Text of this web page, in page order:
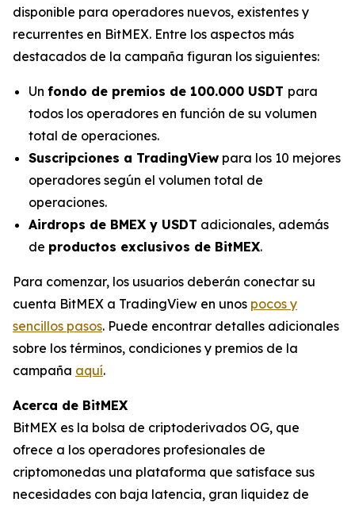
disponible para operadores nuevos, existentes y
recurrentes en BitMEX. Entre los aspectos más
destacados de la campaña figuran los siguientes:
Un fondo de premios de 100.000 USDT para
todos los operadores en función de su volumen
total de operaciones.
Suscripciones a TradingView para los 10 mejores
operadores según el volumen total de
operaciones.
Airdrops de BMEX y USDT adicionales, además
de productos exclusivos de BitMEX.
Para comenzar, los usuarios deberán conectar su
cuenta BitMEX a TradingView en unos pocos y
sencillos pasos. Puede encontrar detalles adicionales
sobre los términos, condiciones y premios de la
campaña aquí.
Acerca de BitMEX
BitMEX es la bolsa de criptoderivados OG, que
ofrece a los operadores profesionales de
criptomonedas una plataforma que satisface sus
necesidades con baja latencia, gran liquidez de